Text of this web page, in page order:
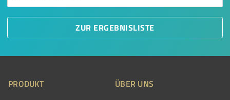
ZUR ERGEBNISLISTE
PRODUKT ÜBER UNS